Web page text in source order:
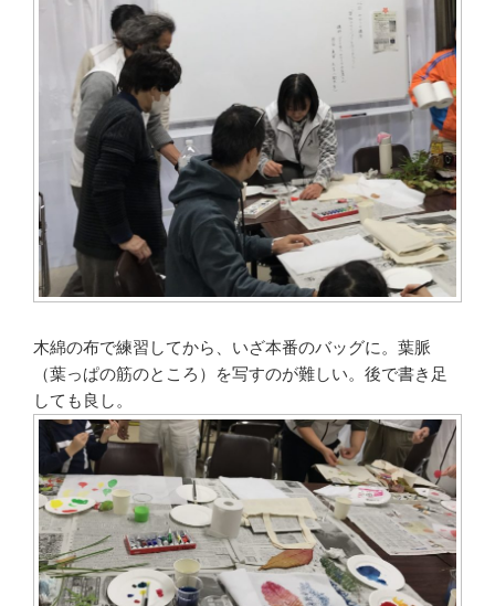
木綿の布で練習してから、いざ本番のバッグに。葉脈
（葉っぱの筋のところ）を写すのが難しい。後で書き足
しても良し。